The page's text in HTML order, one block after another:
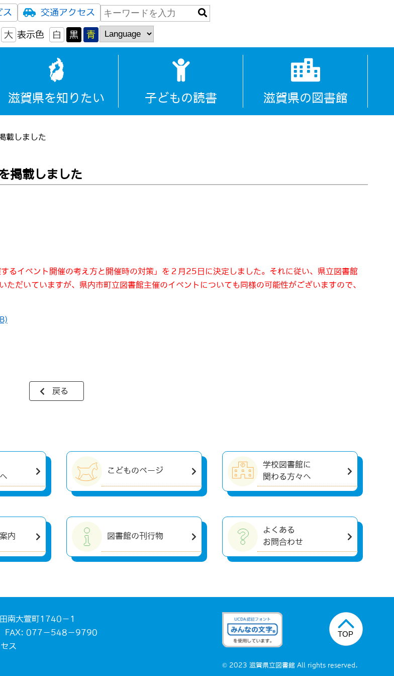
ス 交通アクセス
大 表示色 白 黒 青
滋賀県を知りたい 子どもの読書 滋賀県の図書館
載しました
掲載しました
イベント開催の考え方と開催時の対策」を２月25日に決定しました。それに従い、県立図書館
だいていますが、県内市町立図書館主催のイベントについても同様の可能性がございますので、
戻る
こどものページ
学校図書館に
関わる方々へ
内 図書館の刊行物
よくある
お問合わせ
南大萱町1740－1
FAX: 077－548－9790
ス
© 2023 滋賀県立図書館 All rights reserved.